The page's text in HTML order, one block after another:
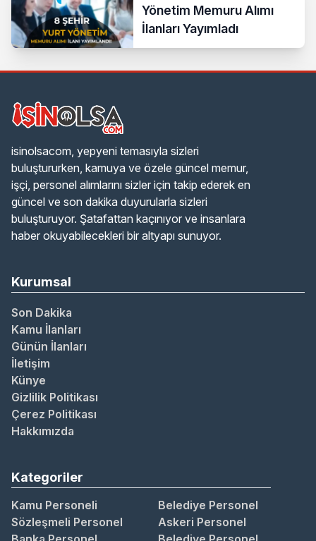
Yönetim Memuru Alımı
İlanları Yayımladı
isinolsacom, yepyeni temasıyla sizleri
buluştururken, kamuya ve özele güncel memur,
işçi, personel alımlarını sizler için takip ederek en
güncel ve son dakika duyurularla sizleri
buluşturuyor. Şatafattan kaçınıyor ve insanlara
haber okuyabilecekleri bir altyapı sunuyor.
Kurumsal
Son Dakika
Kamu İlanları
Günün İlanları
İletişim
Künye
Gizlilik Politikası
Çerez Politikası
Hakkımızda
Kategoriler
Kamu Personeli
Belediye Personel
Sözleşmeli Personel
Askeri Personel